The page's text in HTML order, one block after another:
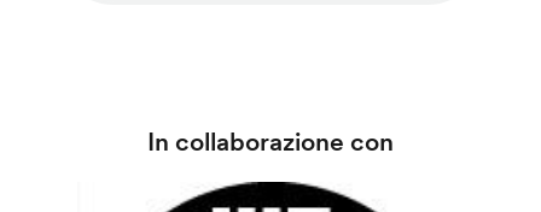
In collaborazione con